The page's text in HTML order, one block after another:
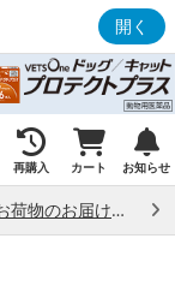
開く
再購入 カート お知らせ
熊本県熊本地方で発生した地震によるお荷物のお届け状況について （7/28）